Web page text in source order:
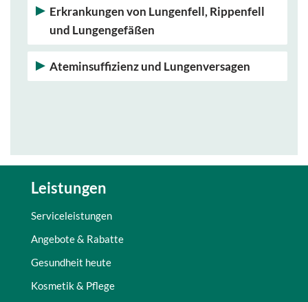
Erkrankungen von Lungenfell, Rippenfell
und Lungengefäßen
Ateminsuffizienz und Lungenversagen
Leistungen
Serviceleistungen
Angebote & Rabatte
Gesundheit heute
Kosmetik & Pflege